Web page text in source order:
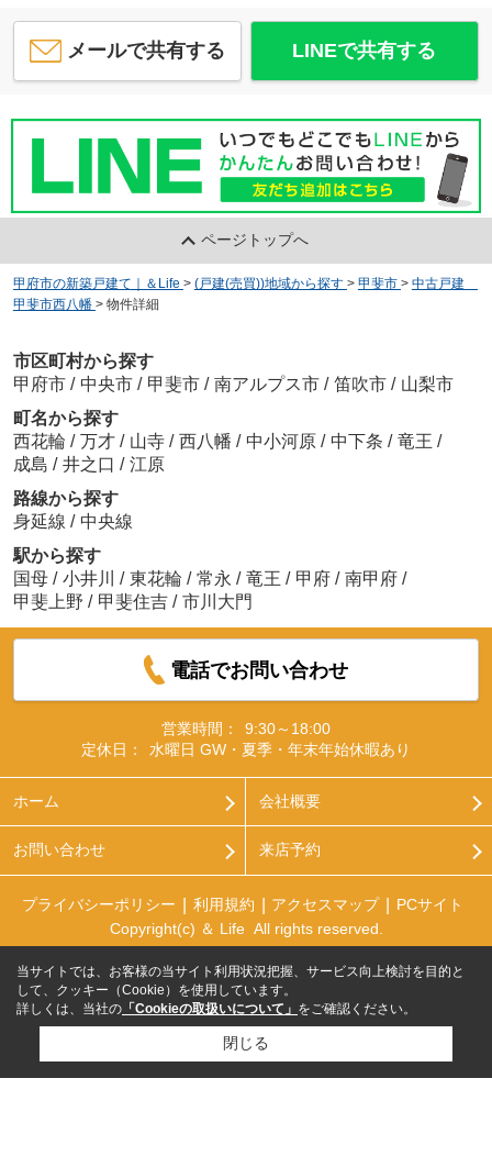
メールで共有する LINEで共有する
ページトップへ
甲府市の新築戸建て｜＆Life > (戸建(売買))地域から探す > 甲斐市 > 中古戸建
甲斐市西八幡 > 物件詳細
市区町村から探す
甲府市 / 中央市 / 甲斐市 / 南アルプス市 / 笛吹市 / 山梨市
町名から探す
西花輪 / 万才 / 山寺 / 西八幡 / 中小河原 / 中下条 / 竜王 /
成島 / 井之口 / 江原
路線から探す
身延線 / 中央線
駅から探す
国母 / 小井川 / 東花輪 / 常永 / 竜王 / 甲府 / 南甲府 /
甲斐上野 / 甲斐住吉 / 市川大門
電話でお問い合わせ
営業時間：
9:30～18:00
定休日：
水曜日 GW・夏季・年末年始休暇あり
ホーム 会社概要
お問い合わせ 来店予約
プライバシーポリシー 利用規約 アクセスマップ
PCサイト
Copyright(c) ＆ Life All rights reserved.
当サイトでは、お客様の当サイト利用状況把握、サービス向上検討を目的と
して、クッキー（Cookie）を使用しています。
詳しくは、当社の 「Cookieの取扱いについて」 をご確認ください。
閉じる